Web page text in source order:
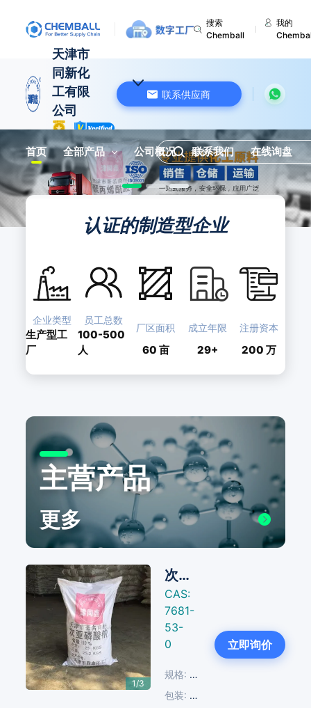
搜索
Chemball
我的
天津市
同新化
工有限
公司
中国 天津
联系供应商
首页 全部产品 公司概况 联系我们 在线询盘
认证的制造型企业
企业类型
生产型工
厂
员工总数
100-500
人
厂区面积
60 亩
成立年限
29+
注册资本
200 万
主营产品
更多
1/3
次亚磷酸钠
CAS:
7681-
53-
0
规格:
100%
包装:
25 KG/塑编袋; 40 KG/塑编
立即询价